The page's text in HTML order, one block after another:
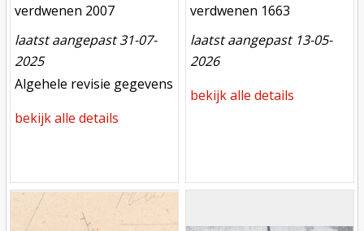
verdwenen
verdwenen 2007
laatst aangepast 31-07-
2025
meest recente aanpassing
Algehele revisie gegevens
bekijk alle details
verdwenen
verdwenen 1663
laatst aangepast 13-05-
2026
bekijk alle details
Mill